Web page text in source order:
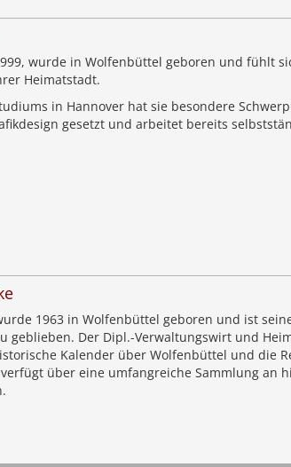
wurde in Wolfenbüttel geboren und fühlt
Heimatstadt.
in Hannover hat sie besondere
gesetzt und arbeitet bereits
1963 in Wolfenbüttel geboren und ist
geblieben. Der Dipl.-Verwaltungswirt und
Kalender über Wolfenbüttel und die
über eine umfangreiche Sammlung an